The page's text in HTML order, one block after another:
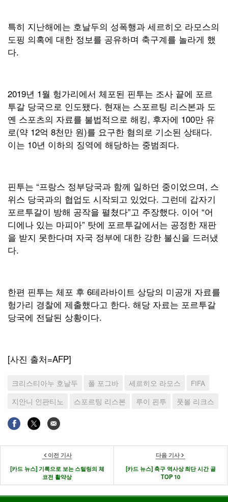
특히 지난해에는 호날두의 성폭행과 세르히오 라모스의
도핑 의혹에 대한 정보를 공유하며 축구계를 놀라게 했
다.
2019년 1월 헝가리에서 체포된 핀투는 조사 끝에 포르
투갈 당국으로 인도됐다. 현재는 스포르팅 리스본과 도
옌 스포츠의 자료를 불법적으로 해킹, 후자에 100만 유
로(약 12억 8천만 원)를 요구한 혐의로 기소된 상태다.
이는 10년 이하의 징역에 해당하는 중범죄다.
핀투는 “프랑스 정부당국과 함께 일하던 중이었으며, 스
위스 당국과의 협업도 시작되고 있었다. 그런데 갑자기
포르투갈이 방해 공작을 펼쳤다”고 주장했다. 이어 “어
디에나 있는 마피아” 탓에 포르투갈에서는 공정한 재판
을 받지 못한다며 자국 정부에 대한 강한 불신을 드러냈
다.
한편 핀투는 체포 후 6테라바이트 상당의 미공개 자료를
헝가리 경찰에 제출했다고 한다. 해당 자료는 포르투갈
당국에 전달된 상황이다.
[사진 출처=AFP]
크리스티아누 호날두 폴 포그바 세르히오 라모스
FIFA
지안니 인판티노
스포르팅 리스본 루이 핀투 풋볼 리크스
이전 기사
[카드 뉴스] 기록으로 보는 스털링의 체
코전 활약상
다음 기사
[카드 뉴스] 축구 역사상 최단 시간 골
TOP 10